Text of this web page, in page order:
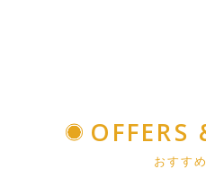
OFFERS
おすす